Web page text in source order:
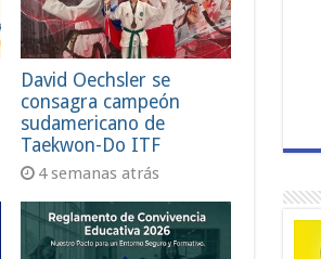
David Oechsler se
consagra campeón
sudamericano de
Taekwon-Do ITF
4 semanas atrás